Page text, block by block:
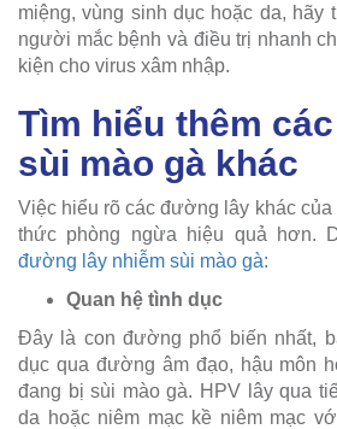
miệng, vùng sinh dục hoặc da, hãy
người mắc bệnh và điều trị nhanh
kiện cho virus xâm nhập.
Tìm hiểu thêm
sùi mào gà khác
Việc hiểu rõ các đường lây khác
thức phòng ngừa hiệu quả hơn.
đường lây nhiễm sùi mào gà:
Quan hệ tình dục
Đây là con đường phổ biến nhất,
dục qua đường âm đạo, hậu môn
đang bị sùi mào gà. HPV lây qua
da hoặc niêm mạc kề niêm mạc